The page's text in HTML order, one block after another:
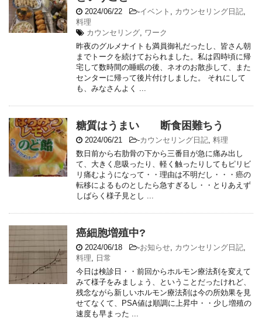
2024/06/22 -イベント , カウンセリング日記,
料理
カウンセリング, ワーク
昨夜のグルメナイトも満員御礼だったし、皆さん朝
までトークを続けておられました。私は四時頃に帰
宅して数時間の睡眠の後、ネオのお散歩して、また
センターに帰って後片付けしました。 それにして
も、みなさんよく ...
糖質はうまい 断食困難ちう
2024/06/21 -カウンセリング日記, 料理
数日前から右肋骨の下から三番目が急に痛み出し
て、大きく息吸ったり、軽く触ったりしてもピリビ
リ痛むようになって・・理由は不明だし・・・癌の
転移によるものとしたら急すぎるし・・とりあえず
しばらく様子見とし ...
癌細胞増殖中?
2024/06/18 -お知らせ, カウンセリング日記,
料理, 日常
今日は検診日・・前回からホルモン療法剤を変えて
みて様子をみましょう、ということだったけれど、
残念ながら新しいホルモン療法剤は今の所効果を見
せてなくて、PSA値は順調に上昇中・・少し増殖の
速度も早まった ...